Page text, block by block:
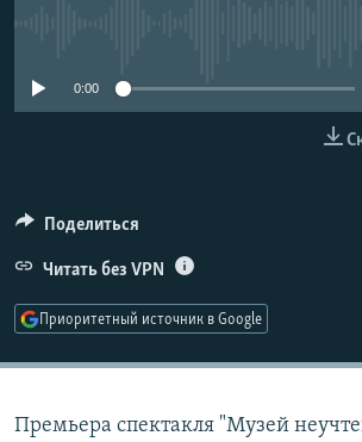
0:00
Поделиться
Читать без VPN
Приоритетный источник в Google
Премьера спектакля "Музей